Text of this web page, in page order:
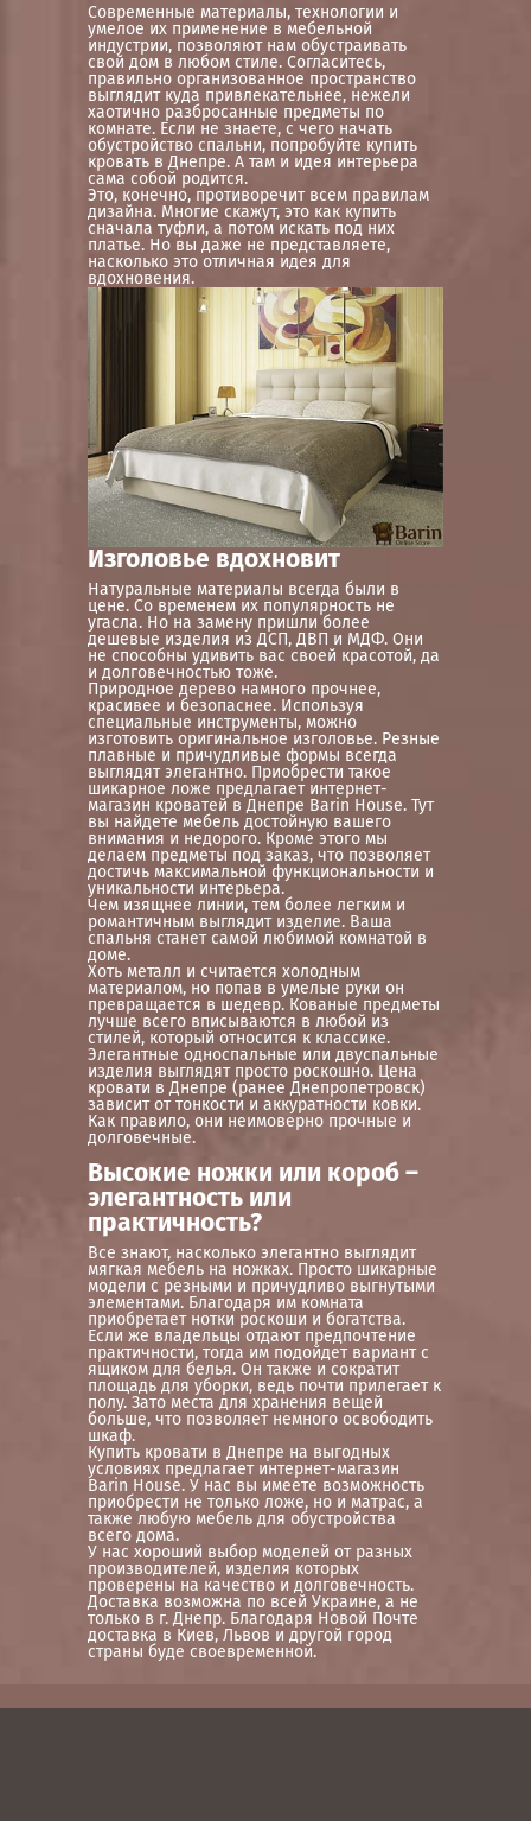
Современные материалы, технологии и
умелое их применение в мебельной
индустрии, позволяют нам обустраивать
свой дом в любом стиле. Согласитесь,
правильно организованное пространство
выглядит куда привлекательнее, нежели
хаотично разбросанные предметы по
комнате. Если не знаете, с чего начать
обустройство спальни, попробуйте купить
кровать в Днепре. А там и идея интерьера
сама собой родится.
Это, конечно, противоречит всем правилам
дизайна. Многие скажут, это как купить
сначала туфли, а потом искать под них
платье. Но вы даже не представляете,
насколько это отличная идея для
вдохновения.
Изголовье вдохновит
Натуральные материалы всегда были в
цене. Со временем их популярность не
угасла. Но на замену пришли более
дешевые изделия из ДСП, ДВП и МДФ. Они
не способны удивить вас своей красотой, да
и долговечностью тоже.
Природное дерево намного прочнее,
красивее и безопаснее. Используя
специальные инструменты, можно
изготовить оригинальное изголовье. Резные
плавные и причудливые формы всегда
выглядят элегантно. Приобрести такое
шикарное ложе предлагает интернет-
магазин кроватей в Днепре Barin House. Тут
вы найдете мебель достойную вашего
внимания и недорого. Кроме этого мы
делаем предметы под заказ, что позволяет
достичь максимальной функциональности и
уникальности интерьера.
Чем изящнее линии, тем более легким и
романтичным выглядит изделие. Ваша
спальня станет самой любимой комнатой в
доме.
Хоть металл и считается холодным
материалом, но попав в умелые руки он
превращается в шедевр. Кованые предметы
лучше всего вписываются в любой из
стилей, который относится к классике.
Элегантные односпальные или двуспальные
изделия выглядят просто роскошно. Цена
кровати в Днепре (ранее Днепропетровск)
зависит от тонкости и аккуратности ковки.
Как правило, они неимоверно прочные и
долговечные.
Высокие ножки или короб –
элегантность или
практичность?
Все знают, насколько элегантно выглядит
мягкая мебель на ножках. Просто шикарные
модели с резными и причудливо выгнутыми
элементами. Благодаря им комната
приобретает нотки роскоши и богатства.
Если же владельцы отдают предпочтение
практичности, тогда им подойдет вариант с
ящиком для белья. Он также и сократит
площадь для уборки, ведь почти прилегает к
полу. Зато места для хранения вещей
больше, что позволяет немного освободить
шкаф.
Купить кровати в Днепре на выгодных
условиях предлагает интернет-магазин
Barin House. У нас вы имеете возможность
приобрести не только ложе, но и матрас, а
также любую мебель для обустройства
всего дома.
У нас хороший выбор моделей от разных
производителей, изделия которых
проверены на качество и долговечность.
Доставка возможна по всей Украине, а не
только в г. Днепр. Благодаря Новой Почте
доставка в Киев, Львов и другой город
страны буде своевременной.